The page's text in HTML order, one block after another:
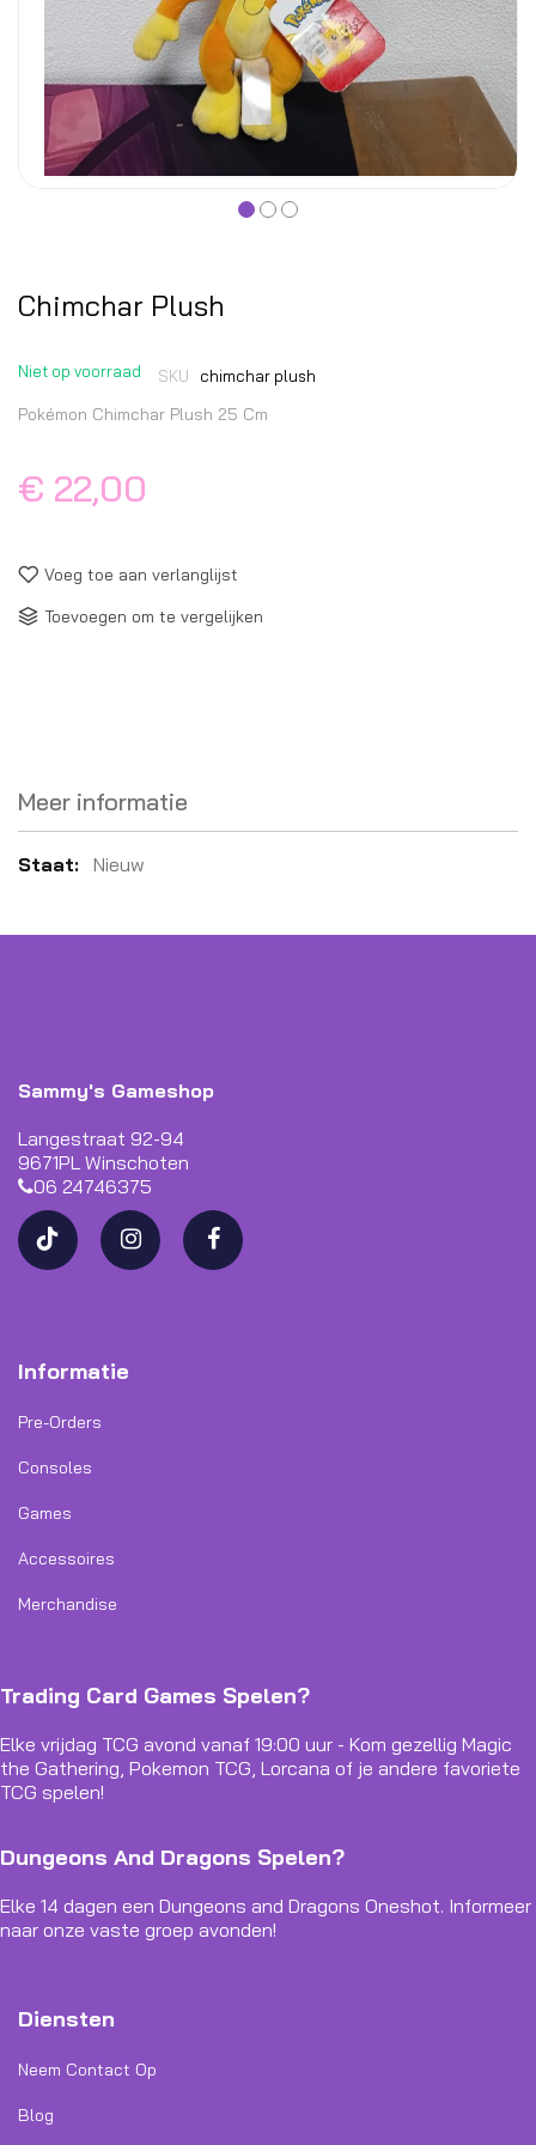
Chimchar Plush
Niet op voorraad SKU chimchar plush
Pokémon Chimchar Plush 25 Cm
€ 22,00
Voeg toe aan verlanglijst
Toevoegen om te vergelijken
Meer informatie
Meer
Nieuw
Sammy's Gameshop
Langestraat 92-94
9671PL Winschoten
06 24746375
Informatie
Pre-Orders
Consoles
Games
Accessoires
Merchandise
Trading Card Games Spelen?
Elke vrijdag TCG avond vanaf 19:00 uur - Kom gezellig Magic
the Gathering, Pokemon TCG, Lorcana of je andere favoriete
TCG spelen!
Dungeons And Dragons Spelen?
Elke 14 dagen een Dungeons and Dragons Oneshot. Informeer
naar onze vaste groep avonden!
Diensten
Neem Contact Op
Blog